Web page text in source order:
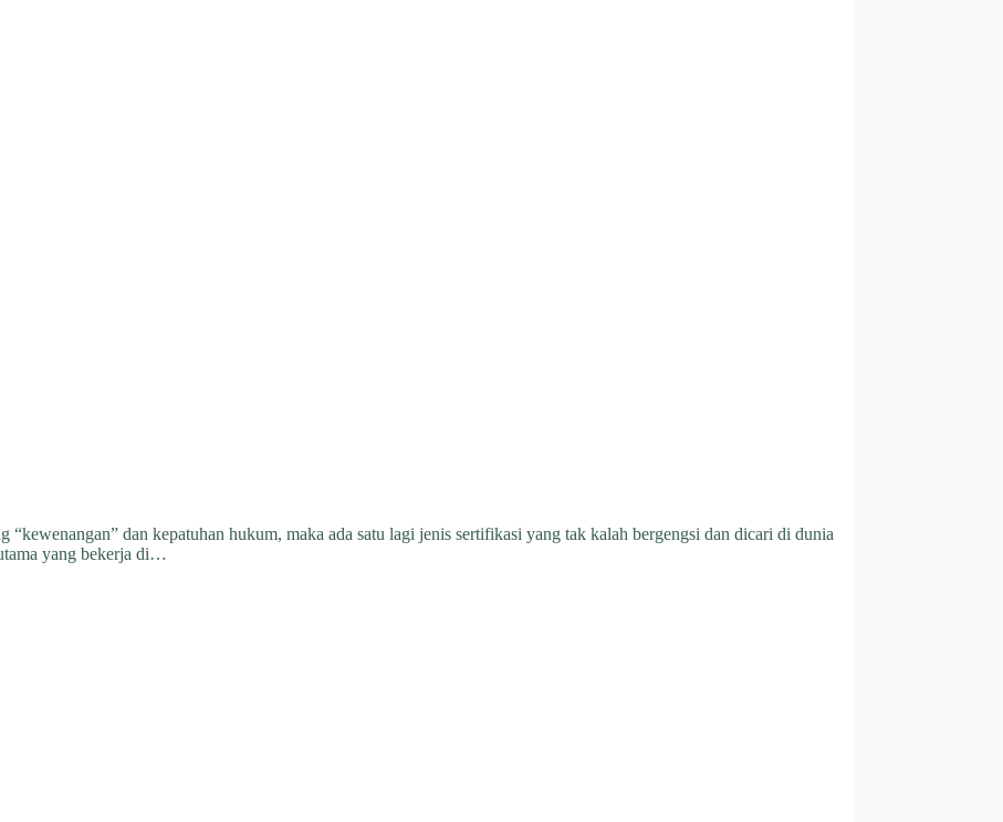
dan kepatuhan hukum, maka ada satu lagi jenis sertifikasi yang tak kalah bergengsi dan dicari di dunia
yang bekerja di…